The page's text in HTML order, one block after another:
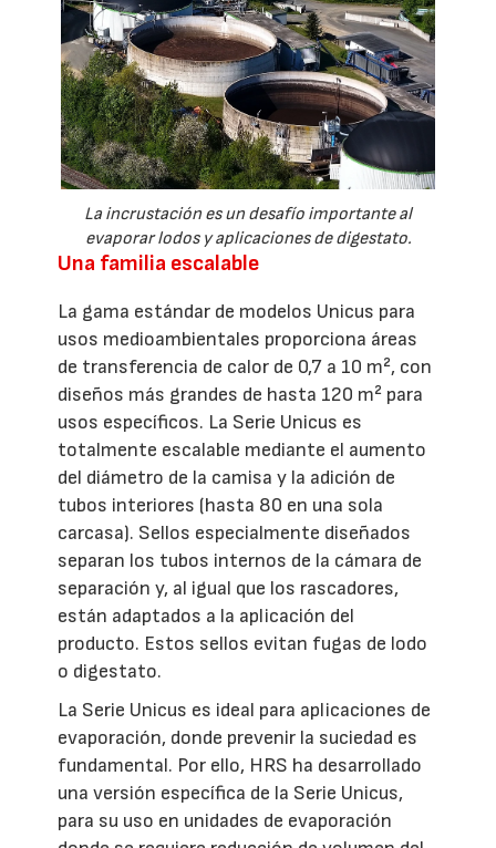
La incrustación es un desafío importante al
evaporar lodos y aplicaciones de digestato.
Una familia escalable
La gama estándar de modelos Unicus para
usos medioambientales proporciona áreas
de transferencia de calor de 0,7 a 10 m², con
diseños más grandes de hasta 120 m² para
usos específicos. La Serie Unicus es
totalmente escalable mediante el aumento
del diámetro de la camisa y la adición de
tubos interiores (hasta 80 en una sola
carcasa). Sellos especialmente diseñados
separan los tubos internos de la cámara de
separación y, al igual que los rascadores,
están adaptados a la aplicación del
producto. Estos sellos evitan fugas de lodo
o digestato.
La Serie Unicus es ideal para aplicaciones de
evaporación, donde prevenir la suciedad es
fundamental. Por ello, HRS ha desarrollado
una versión específica de la Serie Unicus,
para su uso en unidades de evaporación